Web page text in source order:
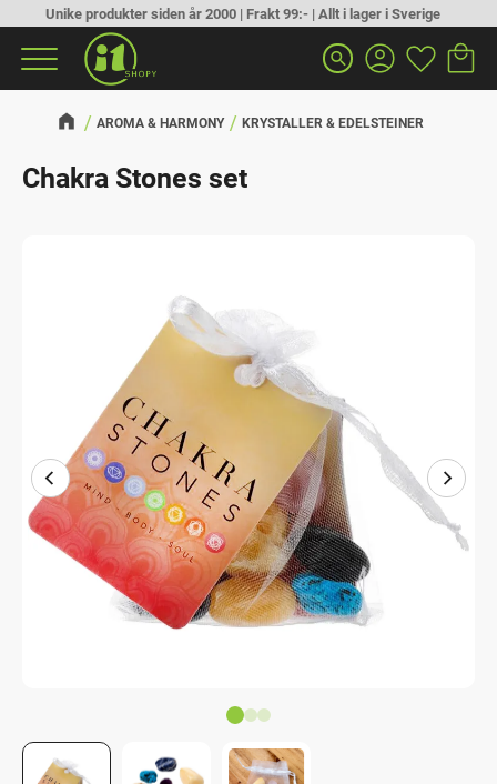
Meny
Unike produkter siden år 2000 | Frakt 99:- | Allt i lager i Sverige
search
AROMA & HARMONY KRYSTALLER & EDELSTEINER
Chakra Stones set